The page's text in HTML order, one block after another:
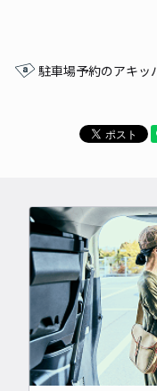
駐車場予約のアキッ